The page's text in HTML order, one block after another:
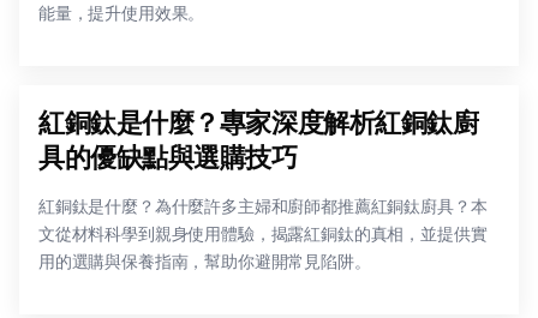
能量，提升使用效果。
紅銅鈦是什麼？專家深度解析紅銅鈦廚
具的優缺點與選購技巧
紅銅鈦是什麼？為什麼許多主婦和廚師都推薦紅銅鈦廚具？本
文從材料科學到親身使用體驗，揭露紅銅鈦的真相，並提供實
用的選購與保養指南，幫助你避開常見陷阱。